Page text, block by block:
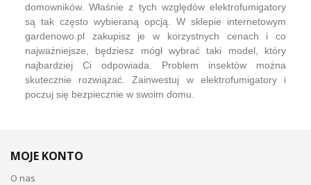
domowników. Właśnie z tych względów elektrofumigatory
są tak często wybieraną opcją. W sklepie internetowym
gardenowo.pl zakupisz je w korzystnych cenach i co
najważniejsze, będziesz mógł wybrać taki model, który
najbardziej Ci odpowiada. Problem insektów można
skutecznie rozwiązać. Zainwestuj w elektrofumigatory i
poczuj się bezpiecznie w swoim domu.
MOJE KONTO
O nas